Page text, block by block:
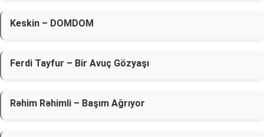
Keskin – DOMDOM
Ferdi Tayfur – Bir Avuç Gözyaşı
Rəhim Rəhimli – Başım Ağrıyor